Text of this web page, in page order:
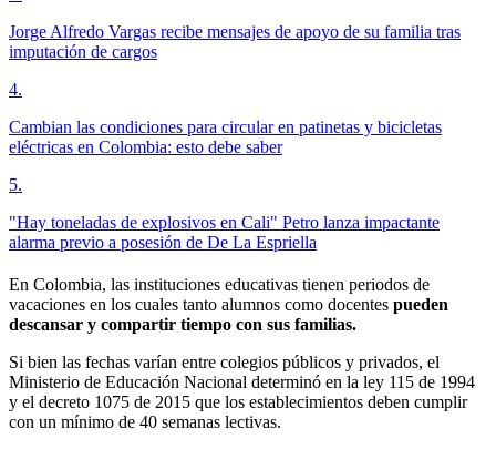
Jorge Alfredo Vargas recibe mensajes de apoyo de su familia tras
imputación de cargos
4.
Cambian las condiciones para circular en patinetas y bicicletas
eléctricas en Colombia: esto debe saber
5.
"Hay toneladas de explosivos en Cali" Petro lanza impactante
alarma previo a posesión de De La Espriella
En Colombia, las instituciones educativas tienen periodos de
vacaciones en los cuales tanto alumnos como docentes pueden
descansar y compartir tiempo con sus familias.
Si bien las fechas varían entre colegios públicos y privados, el
Ministerio de Educación Nacional determinó en la ley 115 de 1994
y el decreto 1075 de 2015 que los establecimientos deben cumplir
con un mínimo de 40 semanas lectivas.